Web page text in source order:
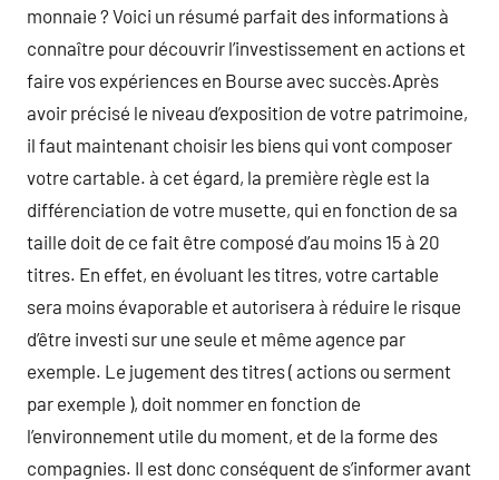
monnaie ? Voici un résumé parfait des informations à
connaître pour découvrir l’investissement en actions et
faire vos expériences en Bourse avec succès.Après
avoir précisé le niveau d’exposition de votre patrimoine,
il faut maintenant choisir les biens qui vont composer
votre cartable. à cet égard, la première règle est la
différenciation de votre musette, qui en fonction de sa
taille doit de ce fait être composé d’au moins 15 à 20
titres. En effet, en évoluant les titres, votre cartable
sera moins évaporable et autorisera à réduire le risque
d’être investi sur une seule et même agence par
exemple. Le jugement des titres ( actions ou serment
par exemple ), doit nommer en fonction de
l’environnement utile du moment, et de la forme des
compagnies. Il est donc conséquent de s’informer avant